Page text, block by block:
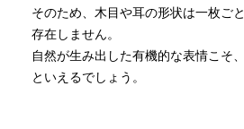
そのため、木目や耳の形状は一枚ご
存在しません。
自然が生み出した有機的な表情こそ
といえるでしょう。